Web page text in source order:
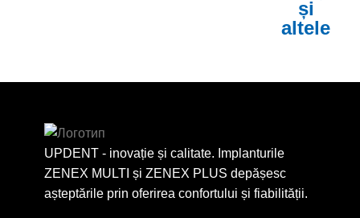
și
altele
UPDENT - inovație și calitate. Implanturile
ZENEX MULTI și ZENEX PLUS depășesc
așteptările prin oferirea confortului și fiabilității.